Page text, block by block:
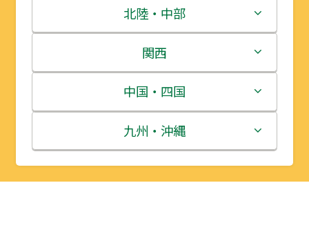
青森県
岩手県
宮城県
秋田県
山形県
茨城県
栃木県
群馬県
埼玉県
千葉県
北陸・中部
新潟県
富山県
石川県
福井県
関西
三重県
滋賀県
京都府
中国・四国
鳥取県
島根県
九州・沖縄
福岡県